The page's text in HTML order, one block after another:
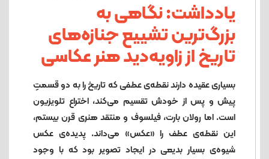
یادداشت: نگاهی به
بزرگ‌ترین تشییع جنازه‌های
تاریخ از زاویه‌دید هنر عکاسی
بسیاری عقیده دارند نقطه‌ی عطفی که تاریخ را به دو قسمتِ
پیش و پس از خودش تقسیم می‌کند، اختراع تلویزیون
است. اما رولان بارت،‌ فیلسوف و منتقد هنری قرن بیستم،
این نقطه‌ی عطف را «عکس» می‌داند. پدیده‌ی عکس
شیوه‌ی بسیار بدیعی در ایجاد تصویر بود که با وجود